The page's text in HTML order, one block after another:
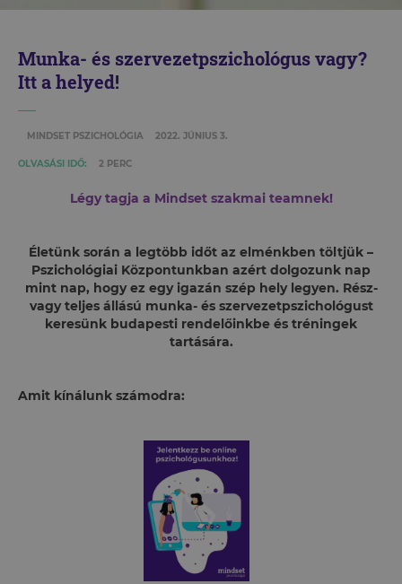
Munka- és szervezetpszichológus vagy?
Itt a helyed!
MINDSET PSZICHOLÓGIA 2022. JÚNIUS 3.
OLVASÁSI IDŐ: 2 PERC
Légy tagja a Mindset szakmai teamnek!
Életünk során a legtöbb időt az elménkben töltjük –
Pszichológiai Központunkban azért dolgozunk nap
mint nap, hogy ez egy igazán szép hely legyen. Rész-
vagy teljes állású munka- és szervezetpszichológust
keresünk budapesti rendelőinkbe és tréningek
tartására.
Amit kínálunk számodra: